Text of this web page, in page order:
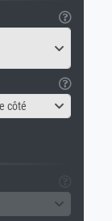
côté